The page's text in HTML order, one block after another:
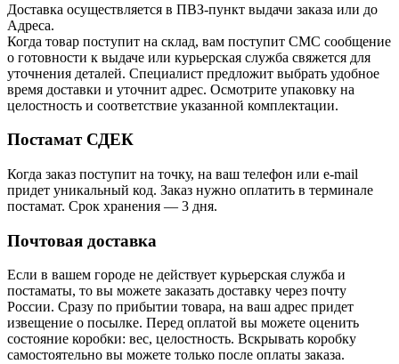
Доставка осуществляется в ПВЗ-пункт выдачи заказа или до
Адреса.
Когда товар поступит на склад, вам поступит СМС сообщение
о готовности к выдаче или курьерская служба свяжется для
уточнения деталей. Специалист предложит выбрать удобное
время доставки и уточнит адрес. Осмотрите упаковку на
целостность и соответствие указанной комплектации.
Постамат СДЕК
Когда заказ поступит на точку, на ваш телефон или e-mail
придет уникальный код. Заказ нужно оплатить в терминале
постамат. Срок хранения — 3 дня.
Почтовая доставка
Если в вашем городе не действует курьерская служба и
постаматы, то вы можете заказать доставку через почту
России. Сразу по прибытии товара, на ваш адрес придет
извещение о посылке. Перед оплатой вы можете оценить
состояние коробки: вес, целостность. Вскрывать коробку
самостоятельно вы можете только после оплаты заказа.